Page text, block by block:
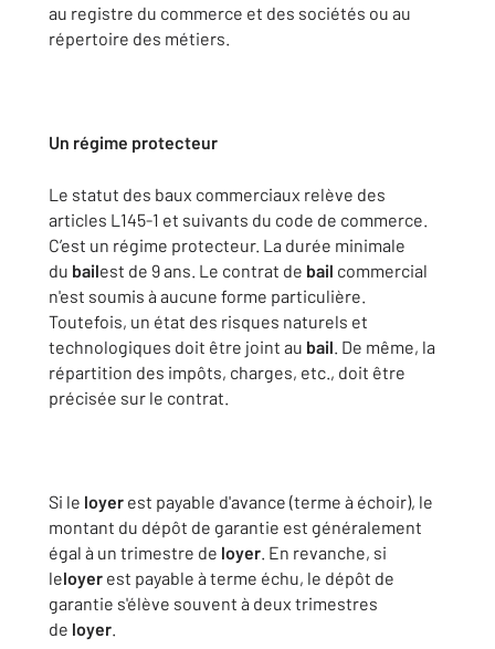
au registre du commerce et des sociétés ou au
répertoire des métiers.
Un régime protecteur
Le statut des baux commerciaux relève des
articles L145-1 et suivants du code de commerce.
C’est un régime protecteur. La durée minimale
du bailest de 9 ans. Le contrat de bail commercial
n'est soumis à aucune forme particulière.
Toutefois, un état des risques naturels et
technologiques doit être joint au bail. De même, la
répartition des impôts, charges, etc., doit être
précisée sur le contrat.
Si le loyer est payable d'avance (terme à échoir), le
montant du dépôt de garantie est généralement
égal à un trimestre de loyer. En revanche, si
leloyer est payable à terme échu, le dépôt de
garantie s'élève souvent à deux trimestres
de loyer.